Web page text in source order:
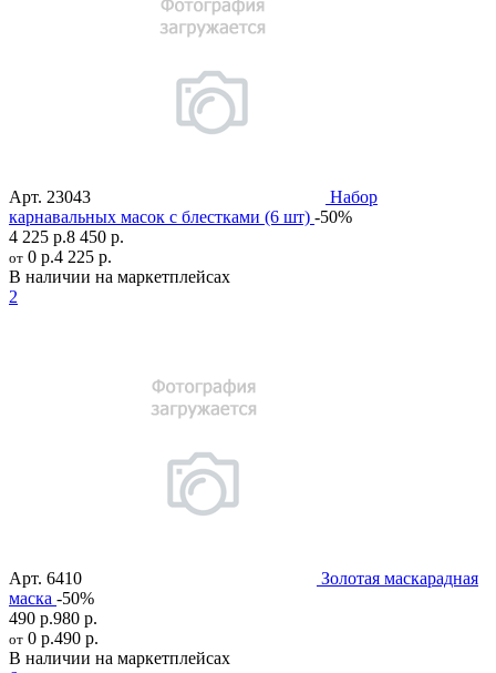
Арт. 23043
Набор
карнавальных масок с блестками (6 шт) -50%
4 225 р.8 450 р.
от 0 р.4 225 р.
В наличии на маркетплейсах
2
Арт. 6410
Золотая маскарадная
маска -50%
490 р.980 р.
от 0 р.490 р.
В наличии на маркетплейсах